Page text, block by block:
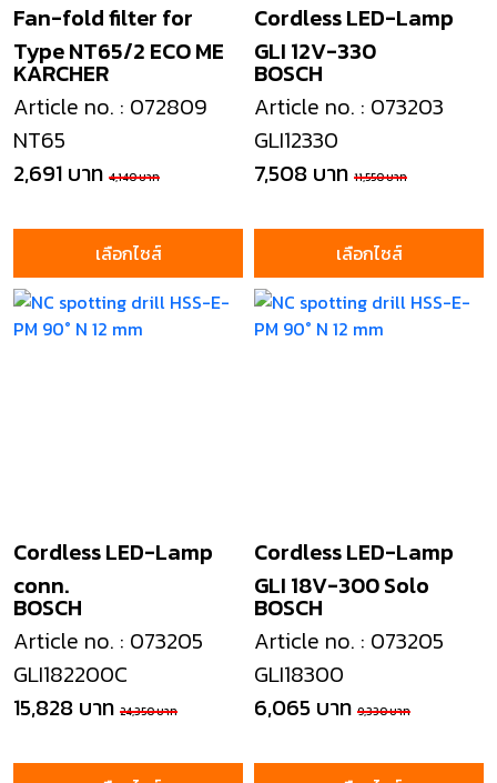
KARCHER
Fan-fold filter for
Type NT65/2 ECO ME
Article no. : 072809
NT65
2,691 บาท 4,140 บาท
เลือกไซส์
BOSCH
Cordless LED-Lamp
GLI 12V-330
Article no. : 073203
GLI12330
7,508 บาท 11,550 บาท
เลือกไซส์
BOSCH
Cordless LED-Lamp
conn.
Article no. : 073205
GLI182200C
15,828 บาท 24,350 บาท
BOSCH
Cordless LED-Lamp
GLI 18V-300 Solo
Article no. : 073205
GLI18300
6,065 บาท 9,330 บาท